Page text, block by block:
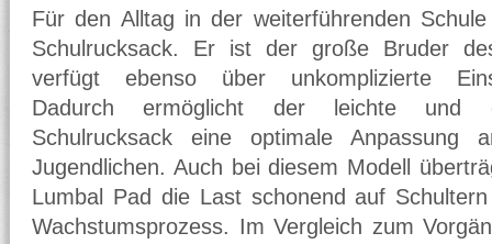
Für den Alltag in der weiterführenden
Schulrucksack. Er ist der große Bruder
verfügt ebenso über unkomplizierte
Dadurch ermöglicht der leichte und
Schulrucksack eine optimale Anpassung
Jugendlichen. Auch bei diesem Modell
Lumbal Pad die Last schonend auf
Wachstumsprozess. Im Vergleich zum